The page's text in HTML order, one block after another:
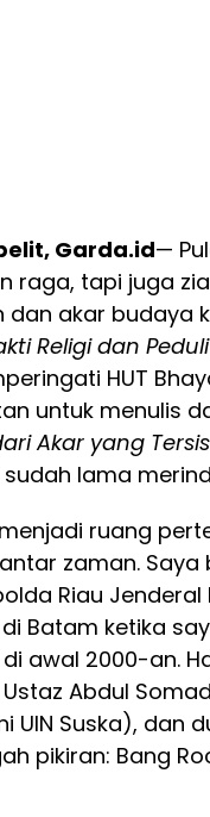
Garda.id—
raga, tapi juga
dan akar budaya
Religi dan
HUT
untuk menulis
Akar yang
lama
ruang
zaman.
Riau
Batam ketika
awal 2000-an.
Abdul
UIN Suska), dan
pikiran: Bang